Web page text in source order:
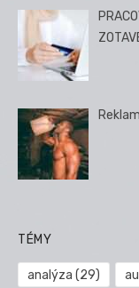
TÉMY
analýza (29)